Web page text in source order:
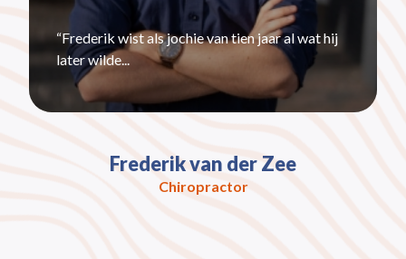
“Frederik wist als jochie van tien jaar al wat hij
later wilde...
Frederik van der Zee
Chiropractor